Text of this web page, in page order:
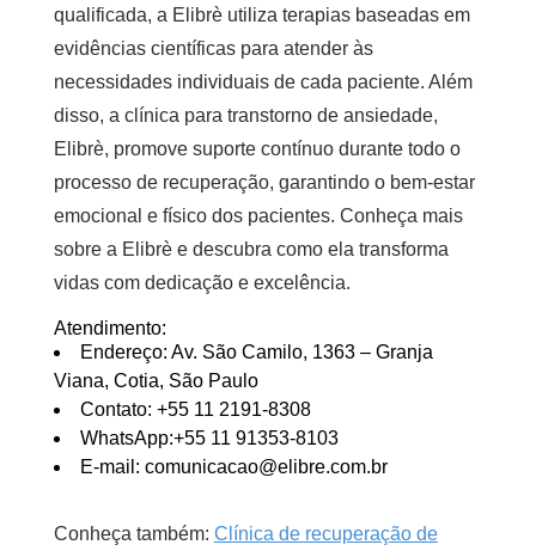
qualificada, a Elibrè utiliza terapias baseadas em
evidências científicas para atender às
necessidades individuais de cada paciente. Além
disso, a clínica para transtorno de ansiedade,
Elibrè, promove suporte contínuo durante todo o
processo de recuperação, garantindo o bem-estar
emocional e físico dos pacientes. Conheça mais
sobre a Elibrè e descubra como ela transforma
vidas com dedicação e excelência.
Atendimento:
Endereço: Av. São Camilo, 1363 – Granja
Viana, Cotia, São Paulo
Contato: +55 11 2191-8308
WhatsApp:+55 11 91353-8103
E-mail: comunicacao@elibre.com.br
Conheça também: Clínica de recuperação de